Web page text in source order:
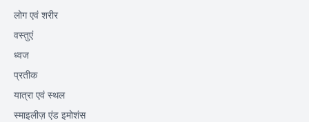
लोग एवं शरीर
वस्तुएं
ध्वज
प्रतीक
यात्रा एवं स्थल
स्माइलीज़ एंड इमोशंस